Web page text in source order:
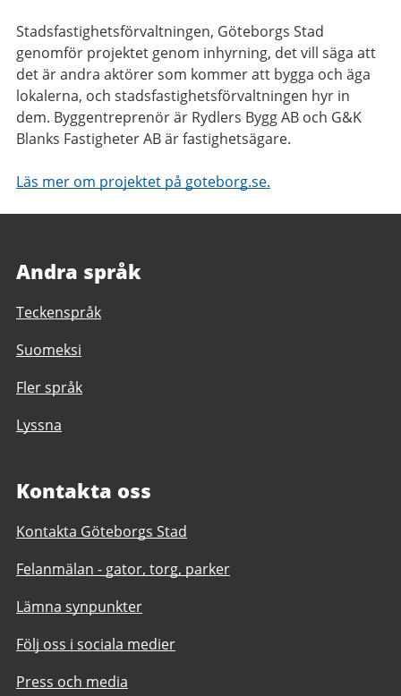
Stadsfastighetsförvaltningen, Göteborgs Stad
genomför projektet genom inhyrning, det vill säga att
det är andra aktörer som kommer att bygga och äga
lokalerna, och stadsfastighetsförvaltningen hyr in
dem. Byggentreprenör är Rydlers Bygg AB och G&K
Blanks Fastigheter AB är fastighetsägare.
Läs mer om projektet på goteborg.se.
Andra språk
Teckenspråk
Suomeksi
Fler språk
Lyssna
Kontakta oss
Kontakta Göteborgs Stad
Felanmälan - gator, torg, parker
Lämna synpunkter
Följ oss i sociala medier
Press och media